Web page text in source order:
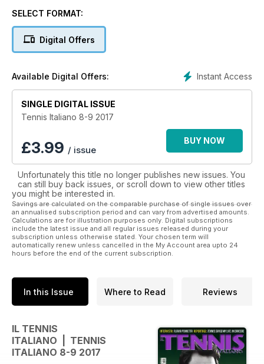
mondo del tennis, avvenimenti, personaggi, prodotti, curiosità
Didattica e agonismo, gare, attrezzatura per il tennis,
abbigliamento sportivo, impiantistica sportiva e turismo sono i
l’alimentazione. L’autorevolezza dei test è garantita da una
equipe tecnica, unica nel suo genere, che effettua
regolarmente prove di laboratorio. I test di gioco sono
completati sul campo (situato sul tetto della sede Edisport).
SELECT FORMAT:
Digital Offers
Instant Access
Available Digital Offers:
SINGLE DIGITAL ISSUE
Tennis Italiano 8-9 2017
£3.99 / issue
BUY NOW
Unfortunately this title no longer publishes new issues. You
can still buy back issues, or scroll down to view other titles
you might be interested in.
Savings are calculated on the comparable purchase of single issues over
an annualised subscription period and can vary from advertised amounts.
Calculations are for illustration purposes only. Digital subscriptions
include the latest issue and all regular issues released during your
subscription unless otherwise stated. Your chosen term will
automatically renew unless cancelled in the My Account area upto 24
hours before the end of the current subscription.
In this Issue Where to Read Reviews
IL TENNIS
ITALIANO | TENNIS
ITALIANO 8-9 2017